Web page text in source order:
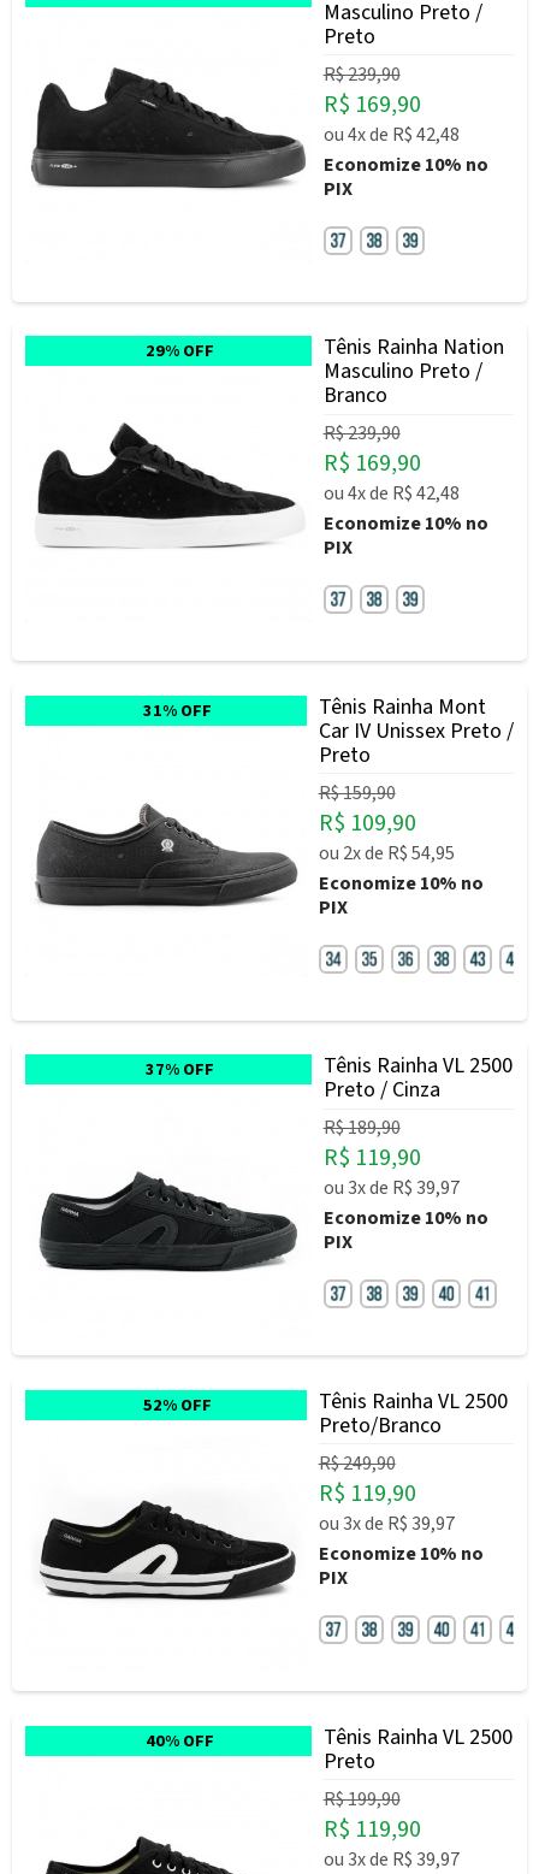
Masculino Preto /
Preto
R$ 239,90
R$ 169,90
ou4xde R$ 42,48
Economize10% no
PIX
29% OFF
Tênis Rainha Nation
Masculino Preto /
Branco
R$ 239,90
R$ 169,90
ou4xde R$ 42,48
Economize10% no
PIX
31% OFF
Tênis Rainha Mont
Car IV Unissex Preto /
Preto
R$ 159,90
R$ 109,90
ou 2xde R$ 54,95
Economize10% no
PIX
37% OFF
Tênis Rainha VL 2500
Preto / Cinza
R$ 189,90
R$ 119,90
ou3xde R$ 39,97
Economize10% no
PIX
52% OFF
Tênis Rainha VL 2500
Preto/Branco
R$ 249,90
R$ 119,90
ou3xde R$ 39,97
Economize10% no
PIX
40% OFF
Tênis Rainha VL 2500
Preto
R$ 199,90
R$ 119,90
ou3xde R$ 39,97